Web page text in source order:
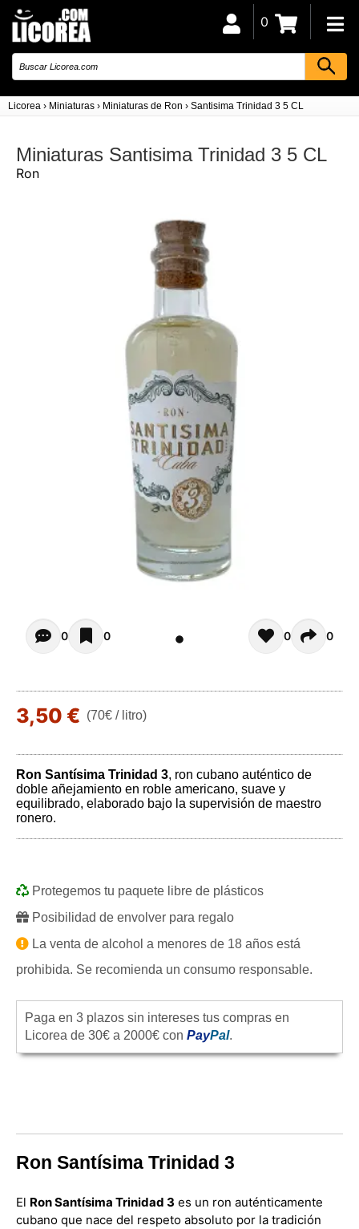
Licorea › Miniaturas › Miniaturas de Ron › Santisima Trinidad 3 5 CL
0
Miniaturas Santisima Trinidad 3 5 CL
Ron
Opiniones de clientes - Actualmente no hay
0 0 0 0
3,50 € (70€ / litro)
Ron Santísima Trinidad 3, ron cubano auténtico de
doble añejamiento en roble americano, suave y
equilibrado, elaborado bajo la supervisión de maestro
ronero.
Protegemos tu paquete libre de plásticos
Posibilidad de envolver para regalo
La venta de alcohol a menores de 18 años está
prohibida. Se recomienda un consumo responsable.
Paga en 3 plazos sin intereses tus compras en
Licorea de 30€ a 2000€ con PayPal.
Ron Santísima Trinidad 3
El Ron Santísima Trinidad 3 es un ron auténticamente
cubano que nace del respeto absoluto por la tradición